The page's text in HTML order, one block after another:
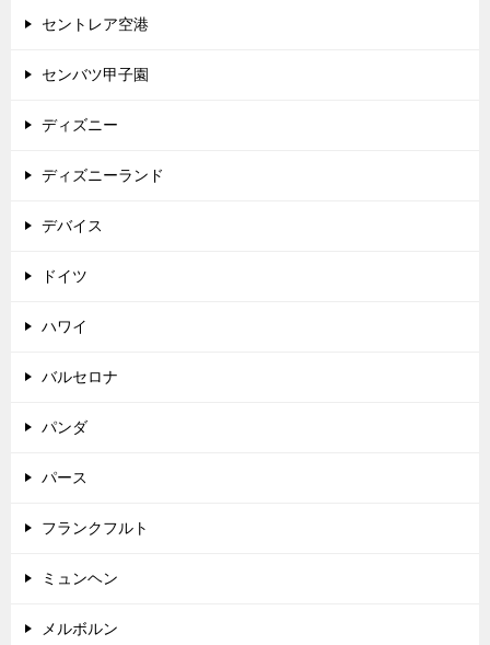
セントレア空港
センバツ甲子園
ディズニー
ディズニーランド
デバイス
ドイツ
ハワイ
バルセロナ
パンダ
パース
フランクフルト
ミュンヘン
メルボルン